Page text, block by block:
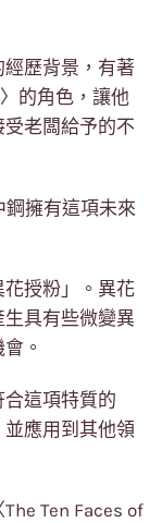
歷背景，有著
的角色，讓他
老闆給予的不
擁有這項未來
授粉」。異花
具有些微變異
。
這項特質的
應用到其他領
Ten Faces of